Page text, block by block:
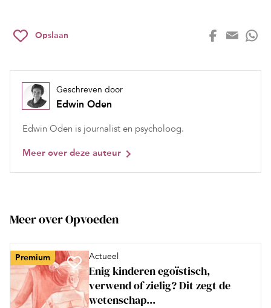
Opslaan
Geschreven door
Edwin Oden
Edwin Oden is journalist en psycholoog.
Meer over deze auteur
Meer over Opvoeden
Premium Actueel
Enig kinderen egoïstisch,
verwend of zielig? Dit zegt de
wetenschap...